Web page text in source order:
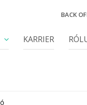
BACK
KARRIER